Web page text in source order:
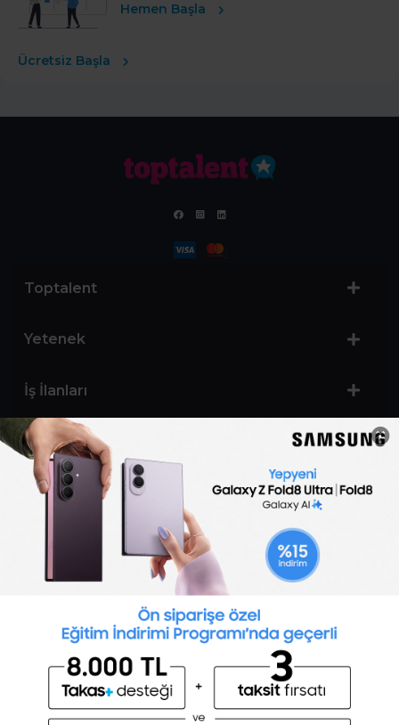
Hemen Başla
Ücretsiz Başla
Toptalent
Yetenek
İş İlanları
Sertifika Programları
Yetenek Testleri
Toptalent Marka ve İnsan Kaynakları Danışmanlığı Limited Şirketi Özel İstihdam Bürosu
Olarak 11 / 11 / 2024 - 10 / 11 / 2027 tarihleri arasında faaliyette bulunmak üzere, Türkiye İş
Kurumu tarafından 05.11.2024 tarih ve 16998526 sayılı karar uyarınca 1251 nolu belge ile faaliyet